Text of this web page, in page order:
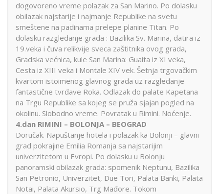
dogovoreno vreme polazak za San Marino. Po dolasku
obilazak najstarije i najmanje Republike na svetu
smeštene na padinama prelepe planine Titan. Po
dolasku razgledanje grada : Bazilika Sv. Marina, datira iz
19.veka i čuva relikvije sveca zaštitnika ovog grada,
Gradska većnica, kule San Marina: Guaita iz XI veka,
Cesta iz XIII veka i Montale XIV vek. Šetnja trgovačkim
kvartom istoimenog glavnog grada uz razgledanje
fantastične tvrđave Roka. Odlazak do palate Kapetana
na Trgu Republike sa kojeg se pruža sjajan pogled na
okolinu. Slobodno vreme. Povratak u Rimini. Noćenje.
4.dan RIMINI – BOLONJA – BEOGRAD
Doručak. Napuštanje hotela i polazak ka Bolonji – glavni
grad pokrajine Emilia Romanja sa najstarijim
univerzitetom u Evropi. Po dolasku u Bolonju
panoramski obilazak grada: spomenik Neptunu, Bazilika
San Petronio, Univerzitet, Due Tori, Palata Banki, Palata
Notai, Palata Akursio, Trg Mađore. Tokom